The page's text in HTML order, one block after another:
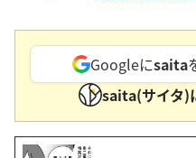
Googleにsaita
saita(サイタ)